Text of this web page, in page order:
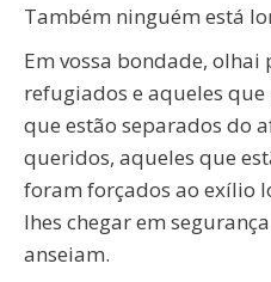
Também ninguém está
Em vossa bondade, olhai
refugiados e aqueles
que estão separados do
queridos, aqueles que
foram forçados ao exílio
lhes chegar em
anseiam.